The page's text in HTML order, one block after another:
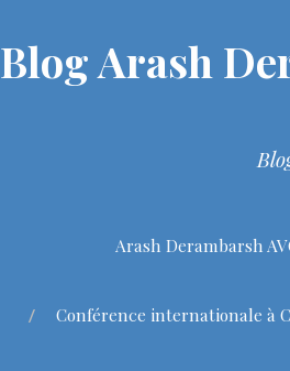
Blog Arash
Arash Derambarsh
Conférence internationale à